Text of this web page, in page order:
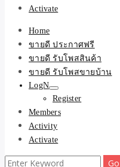
Activate
Home
ขายดี ประกาศฟรี
ขายดี รับโพสสินค้า
ขายดี รับโพสขายบ้าน
LogN
Register
Members
Activity
Activate
Search